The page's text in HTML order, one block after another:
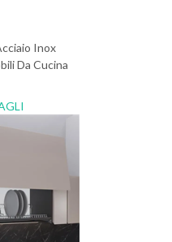
Inox
Da Cucina